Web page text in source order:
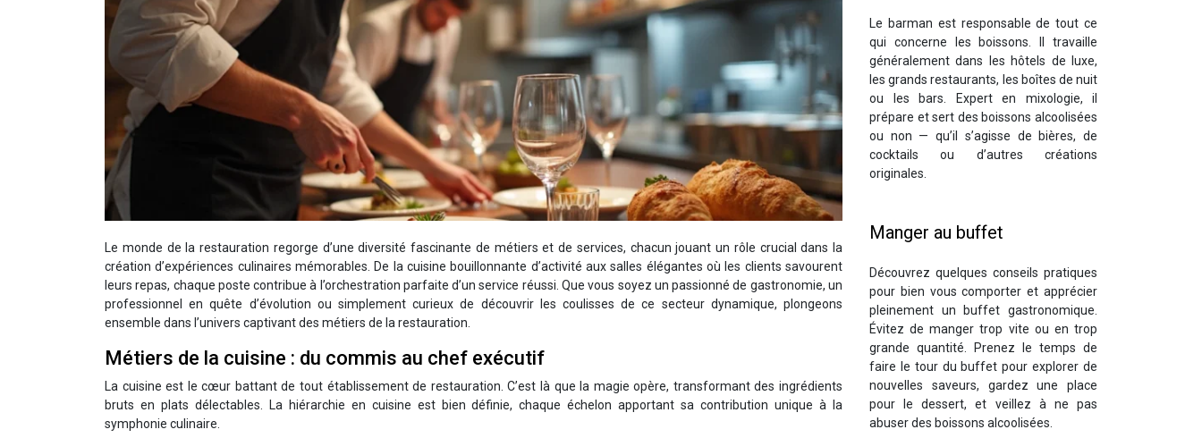
Le monde de la restauration regorge d’une diversité fascinante de métiers et de services, chacun jouant un rôle crucial dans la
création d’expériences culinaires mémorables. De la cuisine bouillonnante d’activité aux salles élégantes où les clients savourent
leurs repas, chaque poste contribue à l’orchestration parfaite d’un service réussi. Que vous soyez un passionné de gastronomie, un
professionnel en quête d’évolution ou simplement curieux de découvrir les coulisses de ce secteur dynamique, plongeons
ensemble dans l’univers captivant des métiers de la restauration.
Métiers de la cuisine : du commis au chef exécutif
La cuisine est le cœur battant de tout établissement de restauration. C’est là que la magie opère, transformant des ingrédients
bruts en plats délectables. La hiérarchie en cuisine est bien définie, chaque échelon apportant sa contribution unique à la
symphonie culinaire.
Le barman est responsable de tout ce
qui concerne les boissons. Il travaille
généralement dans les hôtels de luxe,
les grands restaurants, les boîtes de nuit
ou les bars. Expert en mixologie, il
prépare et sert des boissons alcoolisées
ou non — qu’il s’agisse de bières, de
cocktails ou d’autres créations
originales.
Manger au buffet
Découvrez quelques conseils pratiques
pour bien vous comporter et apprécier
pleinement un buffet gastronomique.
Évitez de manger trop vite ou en trop
grande quantité. Prenez le temps de
faire le tour du buffet pour explorer de
nouvelles saveurs, gardez une place
pour le dessert, et veillez à ne pas
abuser des boissons alcoolisées.